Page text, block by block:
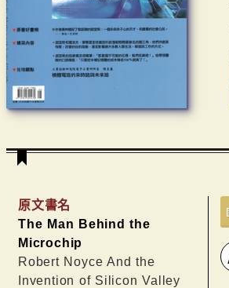
原文書名
The Man Behind the
Microchip
Robert Noyce And the
Invention of Silicon Valley